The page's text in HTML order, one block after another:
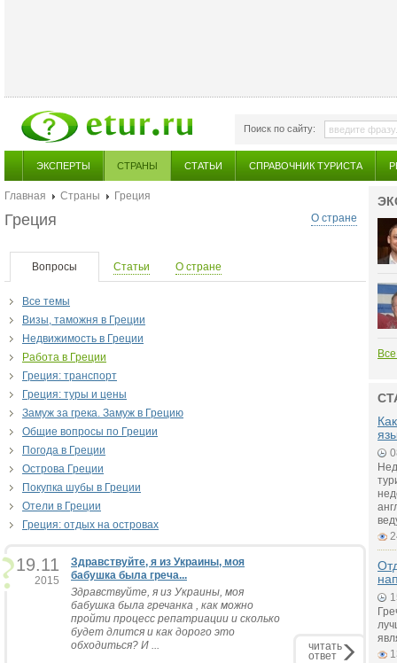
Поиск по сайту:
ЭКСПЕРТЫ СТРАНЫ СТАТЬИ СПРАВОЧНИК ТУРИСТА
Главная Страны
Греция
О стране
Греция
Вопросы Статьи О стране
Все темы
Визы, таможня в Греции
Недвижимость в Греции
Работа в Греции
Греция: транспорт
Греция: туры и цены
Замуж за грека. Замуж в Грецию
Общие вопросы по Греции
Погода в Греции
Острова Греции
Покупка шубы в Греции
Отели в Греции
Греция: отдых на островах
19.11
2015
Здравствуйте, я из Украины, моя
бабушка была греча...
Здравствуйте, я из Украины, моя
бабушка была гречанка , как можно
пройти процесс репатриации и сколько
будет длится и как дорого это
обходиться? И ...
читать
ответ